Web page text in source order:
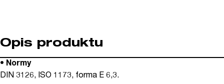
Opis produktu
• Normy
DIN 3126, ISO 1173, forma E 6,3.